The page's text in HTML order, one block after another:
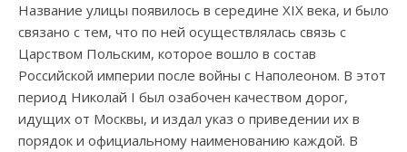
Название улицы появилось в середине XIX века, и было
связано с тем, что по ней осуществлялась связь с
Царством Польским, которое вошло в состав
Российской империи после войны с Наполеоном. В этот
период Николай I был озабочен качеством дорог,
идущих от Москвы, и издал указ о приведении их в
порядок и официальному наименованию каждой. В